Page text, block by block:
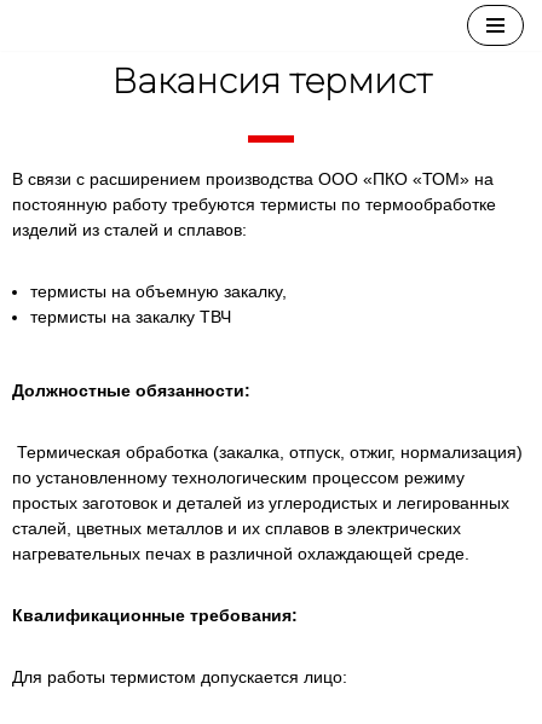
Вакансия термист
В связи с расширением производства ООО «ПКО «ТОМ» на
постоянную работу требуются термисты по термообработке
изделий из сталей и сплавов:
термисты на объемную закалку,
термисты на закалку ТВЧ
Должностные обязанности:
Термическая обработка (закалка, отпуск, отжиг, нормализация)
по установленному технологическим процессом режиму
простых заготовок и деталей из углеродистых и легированных
сталей, цветных металлов и их сплавов в электрических
нагревательных печах в различной охлаждающей среде.
Квалификационные требования:
Для работы термистом допускается лицо: